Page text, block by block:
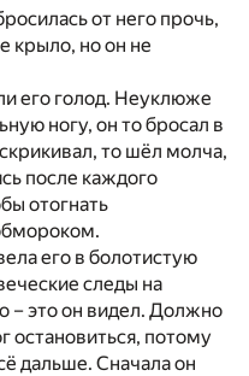
от него прочь,
крыло, но он не
его голод. Неуклюже
ногу, он то бросал в
то шёл молча,
после каждого
отогнать
его в болотистую
следы на
– это он видел. Должно
остановиться, потому
дальше. Сначала он